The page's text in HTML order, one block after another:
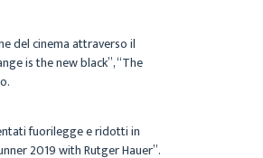
del cinema attraverso il
is the new black”, “The
fuorilegge e ridotti in
2019 with Rutger Hauer”.